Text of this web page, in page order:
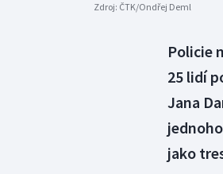
Zdroj: ČTK/Ondřej Deml
Policie
25 lidí
Jana
jako